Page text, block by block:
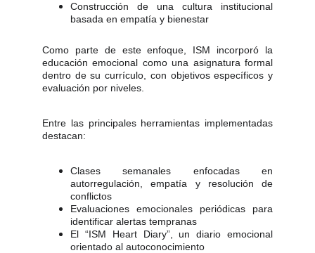
Construcción de una cultura institucional
basada en empatía y bienestar
Como parte de este enfoque, ISM incorporó la
educación emocional como una asignatura formal
dentro de su currículo, con objetivos específicos y
evaluación por niveles.
Entre las principales herramientas implementadas
destacan:
Clases semanales enfocadas en
autorregulación, empatía y resolución de
conflictos
Evaluaciones emocionales periódicas para
identificar alertas tempranas
El “ISM Heart Diary”, un diario emocional
orientado al autoconocimiento